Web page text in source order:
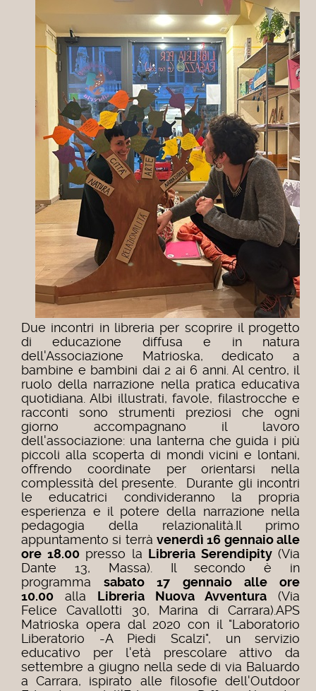
Due incontri in libreria per scoprire il progetto
di educazione diffusa e in natura
dell'Associazione Matrioska, dedicato a
bambine e bambini dai 2 ai 6 anni. Al centro, il
ruolo della narrazione nella pratica educativa
quotidiana.Albi illustrati, favole, filastrocche e
racconti sono strumenti preziosi che ogni
giorno accompagnano il lavoro
dell'associazione: una lanterna che guida i più
piccoli alla scoperta di mondi vicini e lontani,
offrendo coordinate per orientarsi nella
complessità del presente. Durante gli incontri
le educatrici condivideranno la propria
esperienza e il potere della narrazione nella
pedagogia della relazionalità. Il primo
appuntamento si terràvenerdì 16 gennaio alle
ore 18.00presso la Libreria Serendipity(Via
Dante 13, Massa). Il secondo è in
programmasabato 17 gennaio alle ore
10.00 alla Libreria Nuova Avventura (Via
Felice Cavallotti 30, Marina di Carrara).APS
Matrioska opera dal 2020 con il "Laboratorio
Liberatorio -A Piedi Scalzi", un servizio
educativo per l'età prescolare attivo da
settembre a giugno nella sede di via Baluardo
a Carrara, ispirato alle filosofie dell'Outdoor